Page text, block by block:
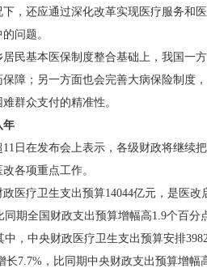
，还应通过深化改革实现医疗服务和
问题。
基本医保制度整合基础上，我国一
障；另一方面也会完善大病保险制度
群众支付的精准性。
年
在发布会上表示，各级财政将继续
各项重点工作。
疗卫生支出预算14044亿元，是医改
同期全国财政支出预算增幅高1.9个百分
，中央财政医疗卫生支出预算安排
长7.7%，比同期中央财政支出预算增幅